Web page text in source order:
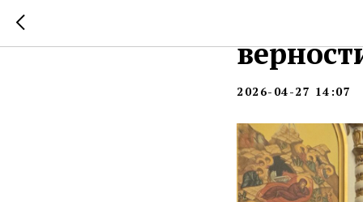
2026-04-27 14:07